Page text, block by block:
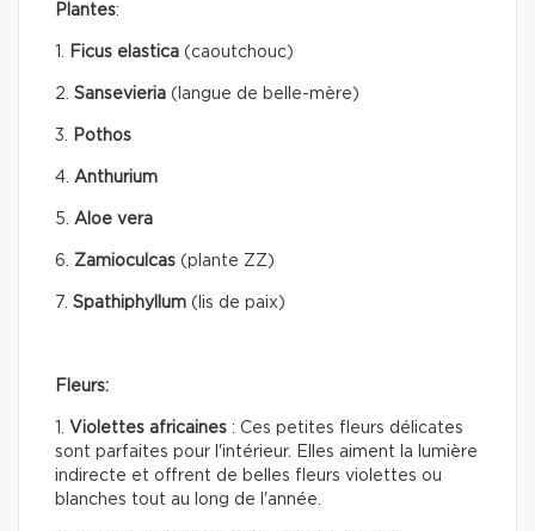
Plantes:
1. Ficus elastica (caoutchouc)
2. Sansevieria (langue de belle-mère)
3. Pothos
4. Anthurium
5. Aloe vera
6. Zamioculcas (plante ZZ)
7. Spathiphyllum (lis de paix)
Fleurs:
1. Violettes africaines : Ces petites fleurs délicates
sont parfaites pour l'intérieur. Elles aiment la lumière
indirecte et offrent de belles fleurs violettes ou
blanches tout au long de l'année.